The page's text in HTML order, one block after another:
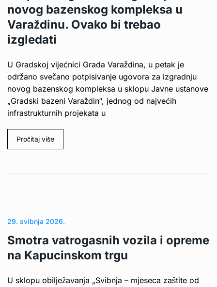
novog bazenskog kompleksa u
Varaždinu. Ovako bi trebao
izgledati
U Gradskoj vijećnici Grada Varaždina, u petak je
održano svečano potpisivanje ugovora za izgradnju
novog bazenskog kompleksa u sklopu Javne ustanove
„Gradski bazeni Varaždin“, jednog od najvećih
infrastrukturnih projekata u
Pročitaj više
29. svibnja 2026.
Smotra vatrogasnih vozila i opreme
na Kapucinskom trgu
U sklopu obilježavanja „Svibnja – mjeseca zaštite od